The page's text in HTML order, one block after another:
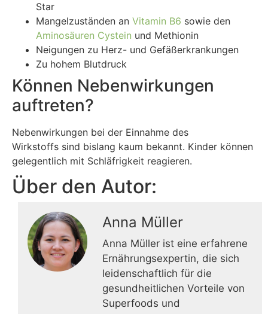
Star
Mangelzuständen an Vitamin B6 sowie den
Aminosäuren Cystein und Methionin
Neigungen zu Herz- und Gefäßerkrankungen
Zu hohem Blutdruck
Können Nebenwirkungen
auftreten?
Nebenwirkungen bei der Einnahme des
Wirkstoffs sind bislang kaum bekannt. Kinder können
gelegentlich mit Schläfrigkeit reagieren.
Über den Autor:
Anna Müller
Anna Müller ist eine erfahrene
Ernährungsexpertin, die sich
leidenschaftlich für die
gesundheitlichen Vorteile von
Superfoods und